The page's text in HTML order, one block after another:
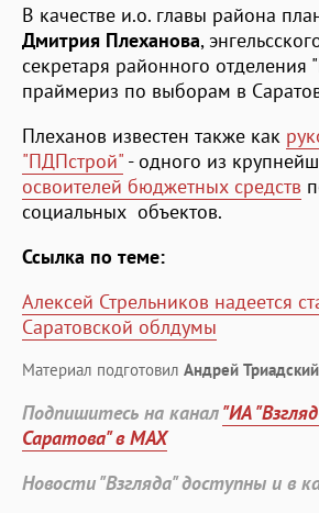
В качестве и.о. главы района
Дмитрия Плеханова,
секретаря районного отделения
праймериз по выборам в
Плеханов известен также как
"ПДПстрой" - одного из
освоителей бюджетных средств
социальных объектов.
Ссылка по теме:
Алексей Стрельников надеется
Саратовской облдумы
Материал подготовил Андрей Триадский
Подпишитесь на канал"ИА
Саратова" в MAX
Новости "Взгляда" доступны и в